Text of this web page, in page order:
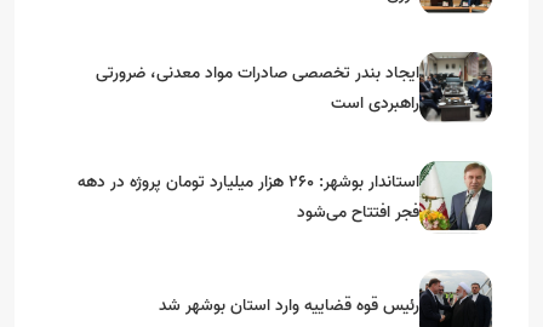
ایجاد بندر تخصصی صادرات مواد معدنی، ضرورتی
راهبردی است
استاندار بوشهر: ۲۶۰ هزار میلیارد تومان پروژه در دهه
فجر افتتاح می‌شود
رئیس قوه قضاییه وارد استان بوشهر شد